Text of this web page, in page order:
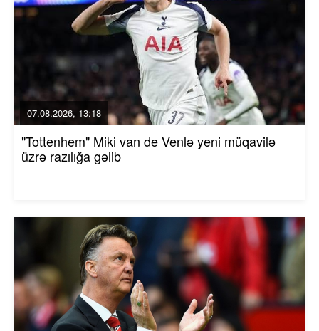
07.08.2026, 13:18
"Tottenhem" Miki van de Venlə yeni müqavilə
üzrə razılığa gəlib